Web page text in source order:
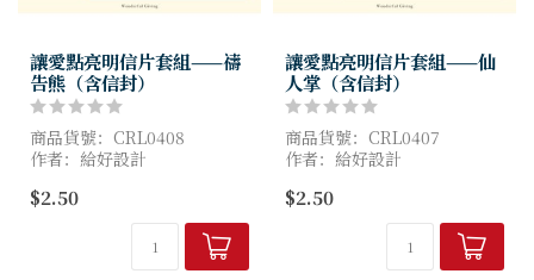
讓愛點亮明信片套組——禱
告熊（含信封）
商品貨號：CRL0408
作者：給好設計
$2.50
讓愛點亮明信片套組——仙
人掌（含信封）
商品貨號：CRL0407
作者：給好設計
$2.50